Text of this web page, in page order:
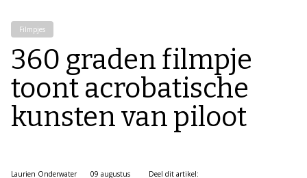
Filmpjes
360 graden filmpje
toont acrobatische
kunsten van piloot
Laurien Onderwater
09 augustus
Deel dit artikel: